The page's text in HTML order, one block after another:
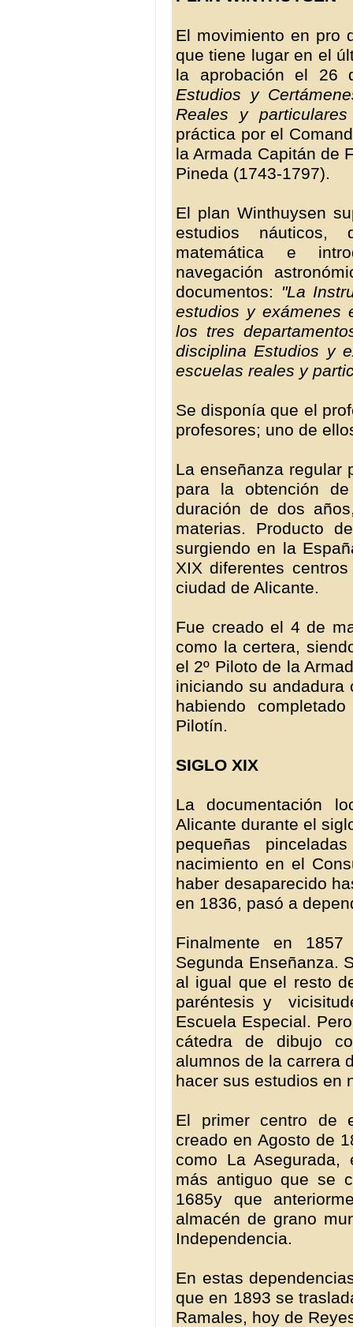
El movimiento en pro
que tiene lugar en el
la aprobación el
Estudios y
Reales y
práctica por el
la Armada Capitán de
Pineda (1743-1797).
El plan Winthuysen
estudios náuticos,
matemática e
navegación
documentos: "La
estudios y exámenes
los tres
disciplina Estudios y
escuelas reales y
Se disponía que el
profesores; uno de
La enseñanza regular
para la obtención
duración de dos
materias. Producto
surgiendo en la
XIX diferentes
ciudad de Alicante.
Fue creado el 4 de
como la certera,
el 2º Piloto de la
iniciando su
habiendo
Pilotín.
SIGLO XIX
La documentación
Alicante durante el
pequeñas
nacimiento en el
haber desaparecido
en 1836, pasó a
Finalmente en
Segunda Enseñanza.
al igual que el resto
paréntesis y
Escuela Especial.
cátedra de dibujo
alumnos de la carrera
hacer sus estudios en
El primer centro de
creado en Agosto de
como La
más antiguo que se
1685y que
almacén de grano
Independencia.
En estas
que en 1893 se
Ramales, hoy de